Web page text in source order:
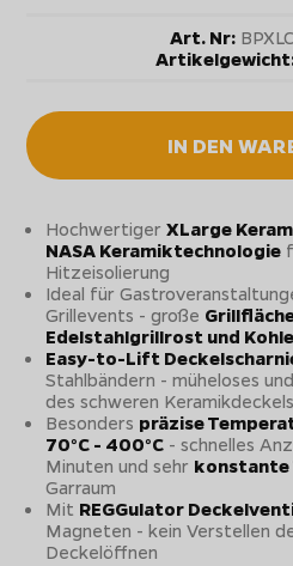
Art. Nr:
IN DEN
HochwertigerXLarge
NASA Keramiktechnologie
Hitzeisolierung
Ideal für
Grillevents - große
Edelstahlgrillrost und
Easy-to-Lift
Stahlbändern - müheloses
des schweren Keramikdeckels
Besonders präzise
70°C - 400°C - schnelles
Minuten und sehr konstante
Garraum
Mit REGGulator
Magneten - kein Verstellen
Deckelöffnen